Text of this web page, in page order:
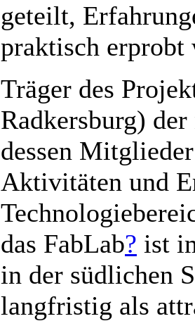
geteilt,
praktisch erprobt
Träger des
Radkersburg)
dessen
Aktivitäten und
das FabLab? ist
in der südlichen
langfristig als